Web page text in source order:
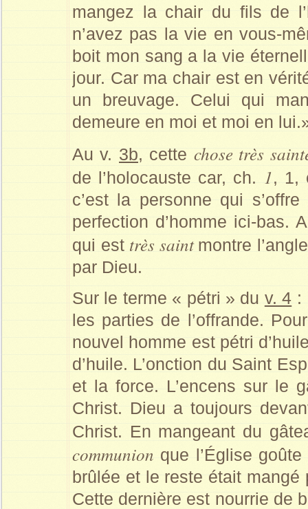
mangez la chair du fils de
n’avez pas la vie en vous-
boit mon sang a la vie
jour. Car ma chair est en
un breuvage. Celui qui
demeure en moi et moi en
Au v. 3b, cette chose très
de l’holocauste car, ch. 1, 1,
c’est la personne qui
perfection d’homme ici-bas.
qui est très saint montre
par Dieu.
Sur le terme « pétri » du v. 4 :
les parties de l’offrande.
nouvel homme est pétri
d’huile. L’onction du Saint
et la force. L’encens sur le
Christ. Dieu a toujours
Christ. En mangeant du
communion que l’Église
brûlée et le reste était mangé
Cette dernière est nourrie de